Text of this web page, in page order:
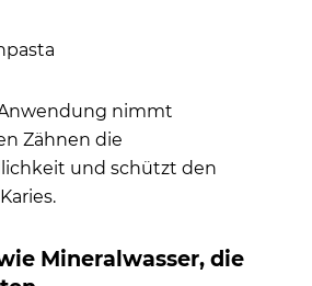
nimmt
Zähnen die
und schützt den
Mineralwasser, die